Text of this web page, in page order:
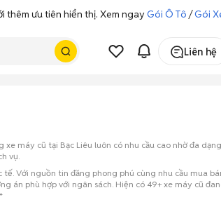
thêm ưu tiên hiển thị. Xem ngayGói Ô Tô /Gói
Liên hệ
máy cũ tại Bạc Liêu luôn có nhu cầu cao nhờ đa
vụ.
Với nguồn tin đăng phong phú cùng nhu cầu mua
án phù hợp với ngân sách. Hiện có 49+ xe máy cũ